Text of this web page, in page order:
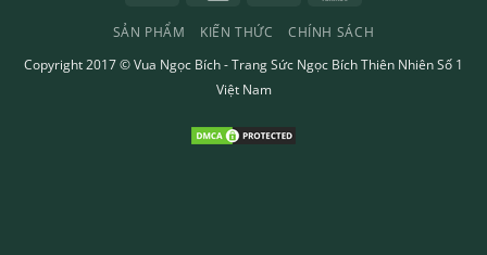
Pickup
SẢN PHẨM KIẾN THỨC CHÍNH SÁCH
Copyright 2017 © Vua Ngọc Bích - Trang Sức Ngọc Bích Thiên Nhiên Số 1
Việt Nam